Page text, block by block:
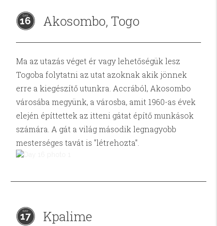
16 Akosombo, Togo
Ma az utazás véget ér vagy lehetőségük lesz
Togoba folytatni az utat azoknak akik jönnek
erre a kiegészítő utunkra. Accrából, Akosombo
városába megyünk, a városba, amit 1960-as évek
elején építtettek az itteni gátat építő munkások
számára. A gát a világ második legnagyobb
mesterséges tavát is "létrehozta".
17 Kpalime